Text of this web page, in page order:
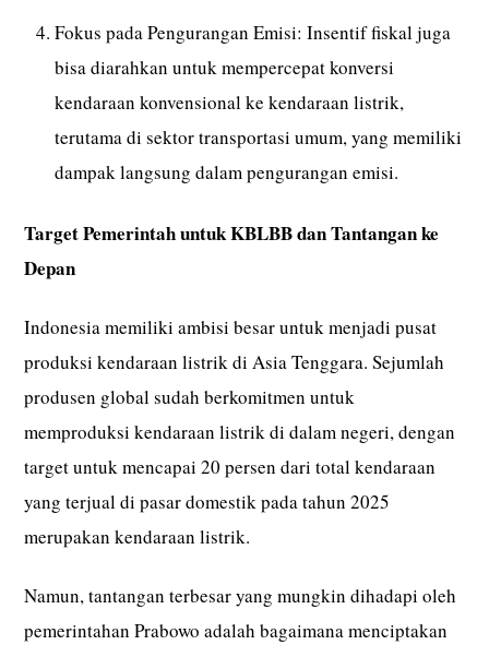
Fokus pada Pengurangan Emisi: Insentif fiskal juga
bisa diarahkan untuk mempercepat konversi
kendaraan konvensional ke kendaraan listrik,
terutama di sektor transportasi umum, yang memiliki
dampak langsung dalam pengurangan emisi.
Target Pemerintah untuk KBLBB dan Tantangan ke
Depan
Indonesia memiliki ambisi besar untuk menjadi pusat
produksi kendaraan listrik di Asia Tenggara. Sejumlah
produsen global sudah berkomitmen untuk
memproduksi kendaraan listrik di dalam negeri, dengan
target untuk mencapai 20 persen dari total kendaraan
yang terjual di pasar domestik pada tahun 2025
merupakan kendaraan listrik.
Namun, tantangan terbesar yang mungkin dihadapi oleh
pemerintahan Prabowo adalah bagaimana menciptakan